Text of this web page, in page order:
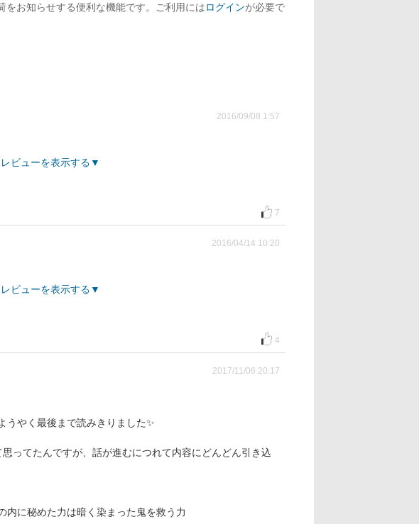
をお知らせする便利な機能です。ご利用にはログインが必要で
2016/09/08 1:57
ビューを表示する
7
2016/04/14 10:20
ビューを表示する
4
2017/11/06 20:17
うやく最後まで読みきりました✨
ってたんですが、話が進むにつれて内容にどんどん引き込
に秘めた力は暗く染まった鬼を救う力